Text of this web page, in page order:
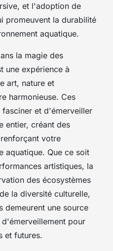
et l'adoption de
promeuvent la durabilité
aquatique.
la magie des
une expérience à
art, nature et
harmonieuse. Ces
et d'émerveiller
entier, créant des
votre
aquatique. Que ce soit
artistiques, la
des écosystèmes
la diversité culturelle,
demeurent une source
pour
et futures.